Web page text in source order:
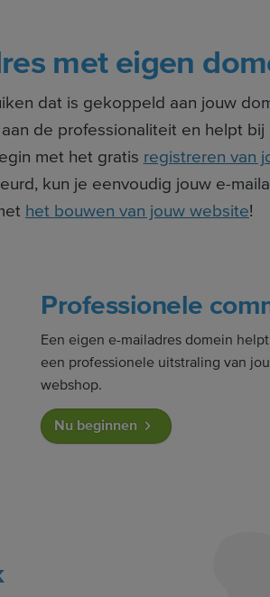
met eigen
dat is gekoppeld aan jouw
de professionaliteit en helpt
met het gratis registreren van
kun je eenvoudig jouw e-
het bouwen van jouw website!
Professionele
Een eigen e-mailadres domein
een professionele uitstraling van
webshop.
Nu beginnen